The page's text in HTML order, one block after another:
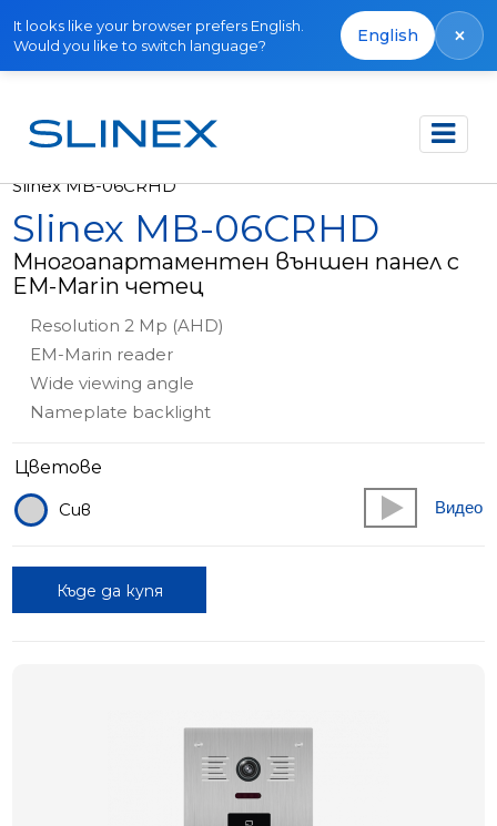
It looks like your browser prefers English.
Would you like to switch language?
English ×
Начало Продукти
Slinex MB-06CRHD
Slinex MB-06CRHD
Многоапартаментен външен панел с
EM-Marin четец
Resolution 2 Mp (AHD)
EM-Marin reader
Wide viewing angle
Nameplate backlight
Цветове
Сив
Видео
Къде да купя